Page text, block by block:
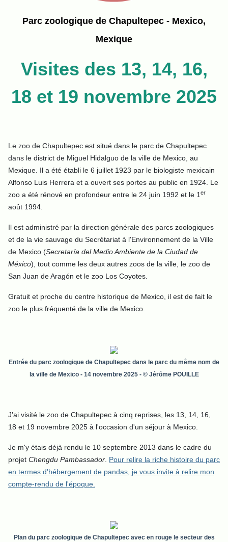
Parc zoologique de Chapultepec - Mexico,
Mexique
Visites des 13, 14, 16,
18 et 19 novembre 2025
Le zoo de Chapultepec est situé dans le parc de Chapultepec
dans le district de Miguel Hidalguo de la ville de Mexico, au
Mexique. Il a été établi le 6 juillet 1923 par le biologiste mexicain
Alfonso Luis Herrera et a ouvert ses portes au public en 1924. Le
zoo a été rénové en profondeur entre le 24 juin 1992 et le 1 er
août 1994.
Il est administré par la direction générale des parcs zoologiques
et de la vie sauvage du Secrétariat à l'Environnement de la Ville
de Mexico (Secretaría del Medio Ambiente de la Ciudad de
México), tout comme les deux autres zoos de la ville, le zoo de
San Juan de Aragón et le zoo Los Coyotes.
Gratuit et proche du centre historique de Mexico, il est de fait le
zoo le plus fréquenté de la ville de Mexico.
Entrée du parc zoologique de Chapultepec dans le parc du même nom de
la ville de Mexico - 14 novembre 2025 - © Jérôme POUILLE
J'ai visité le zoo de Chapultepec à cinq reprises, les 13, 14, 16,
18 et 19 novembre 2025 à l'occasion d'un séjour à Mexico.
Je m'y étais déjà rendu le 10 septembre 2013 dans le cadre du
projet Chengdu Pambassador Pour relire la riche histoire du parc
en termes d'hébergement de pandas, je vous invite à relire mon
compte-rendu de l'époque.
Plan du parc zoologique de Chapultepec avec en rouge le secteur des